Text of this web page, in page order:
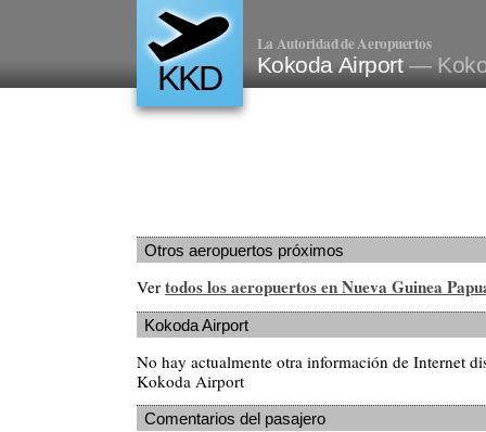
KKD
La Autoridad de Aeropuertos
Kokoda Airport—
Otros aeropuertos próximos
Ver todos los aeropuertos en Nueva Guinea
Kokoda Airport
No hay actualmente otra información de Internet
Kokoda Airport
Comentarios del pasajero